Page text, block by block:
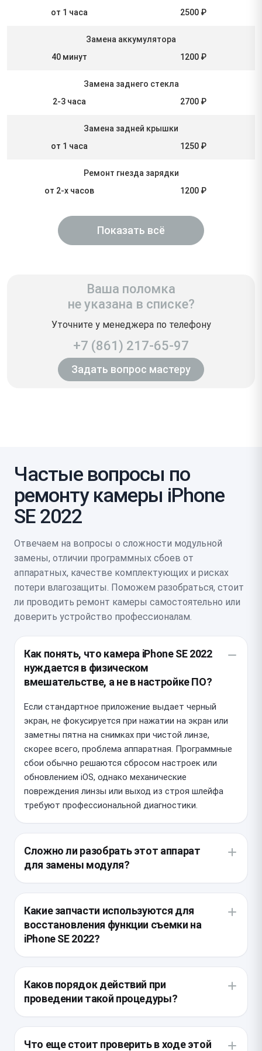
от 1 часа 2500 ₽
Замена аккумулятора
40 минут
1200 ₽
Замена заднего стекла
2-3 часа
2700 ₽
Замена задней крышки
от 1 часа
1250 ₽
Ремонт гнезда зарядки
от 2-х часов
1200 ₽
Показать всё
Ваша поломка
не указана в списке?
Уточните у менеджера по телефону
+7 (861) 217-65-97
Задать вопрос мастеру
Частые вопросы по
ремонту камеры iPhone
SE 2022
Отвечаем на вопросы о сложности модульной
замены, отличии программных сбоев от
аппаратных, качестве комплектующих и рисках
потери влагозащиты. Поможем разобраться, стоит
ли проводить ремонт камеры самостоятельно или
доверить устройство профессионалам.
Как понять, что камера iPhone SE 2022
нуждается в физическом
вмешательстве, а не в настройке ПО?
Если стандартное приложение выдает черный
экран, не фокусируется при нажатии на экран или
заметны пятна на снимках при чистой линзе,
скорее всего, проблема аппаратная. Программные
сбои обычно решаются сбросом настроек или
обновлением iOS, однако механические
повреждения линзы или выход из строя шлейфа
требуют профессиональной диагностики.
Сложно ли разобрать этот аппарат
для замены модуля?
проклейки, что повышает риск повреждения
шлейфов. Внутренняя компоновка очень плотная,
поэтому мастер должен работать строго по
технологической карте, чтобы не задеть соседние
Какие запчасти используются для
восстановления функции съемки на
iPhone SE 2022?
устройств, либо высококачественные аналоги, не
уступающие по цветопередаче и скорости
фокусировки. Использование дешевых копий
невозможности корректной работы стабилизации.
Каков порядок действий при
проведении такой процедуры?
Что еще стоит проверить в ходе этой